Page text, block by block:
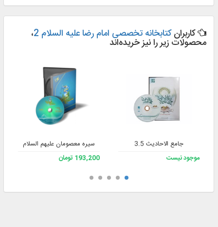
کاربرانکتابخانه تخصصی امام رضا علیه السلام 2 ،
محصولات زیر را نیز خریده‌اند
جامع الاحادیث 3.5
موجود نیست
سیره معصومان علیهم السلام
193,200 تومان